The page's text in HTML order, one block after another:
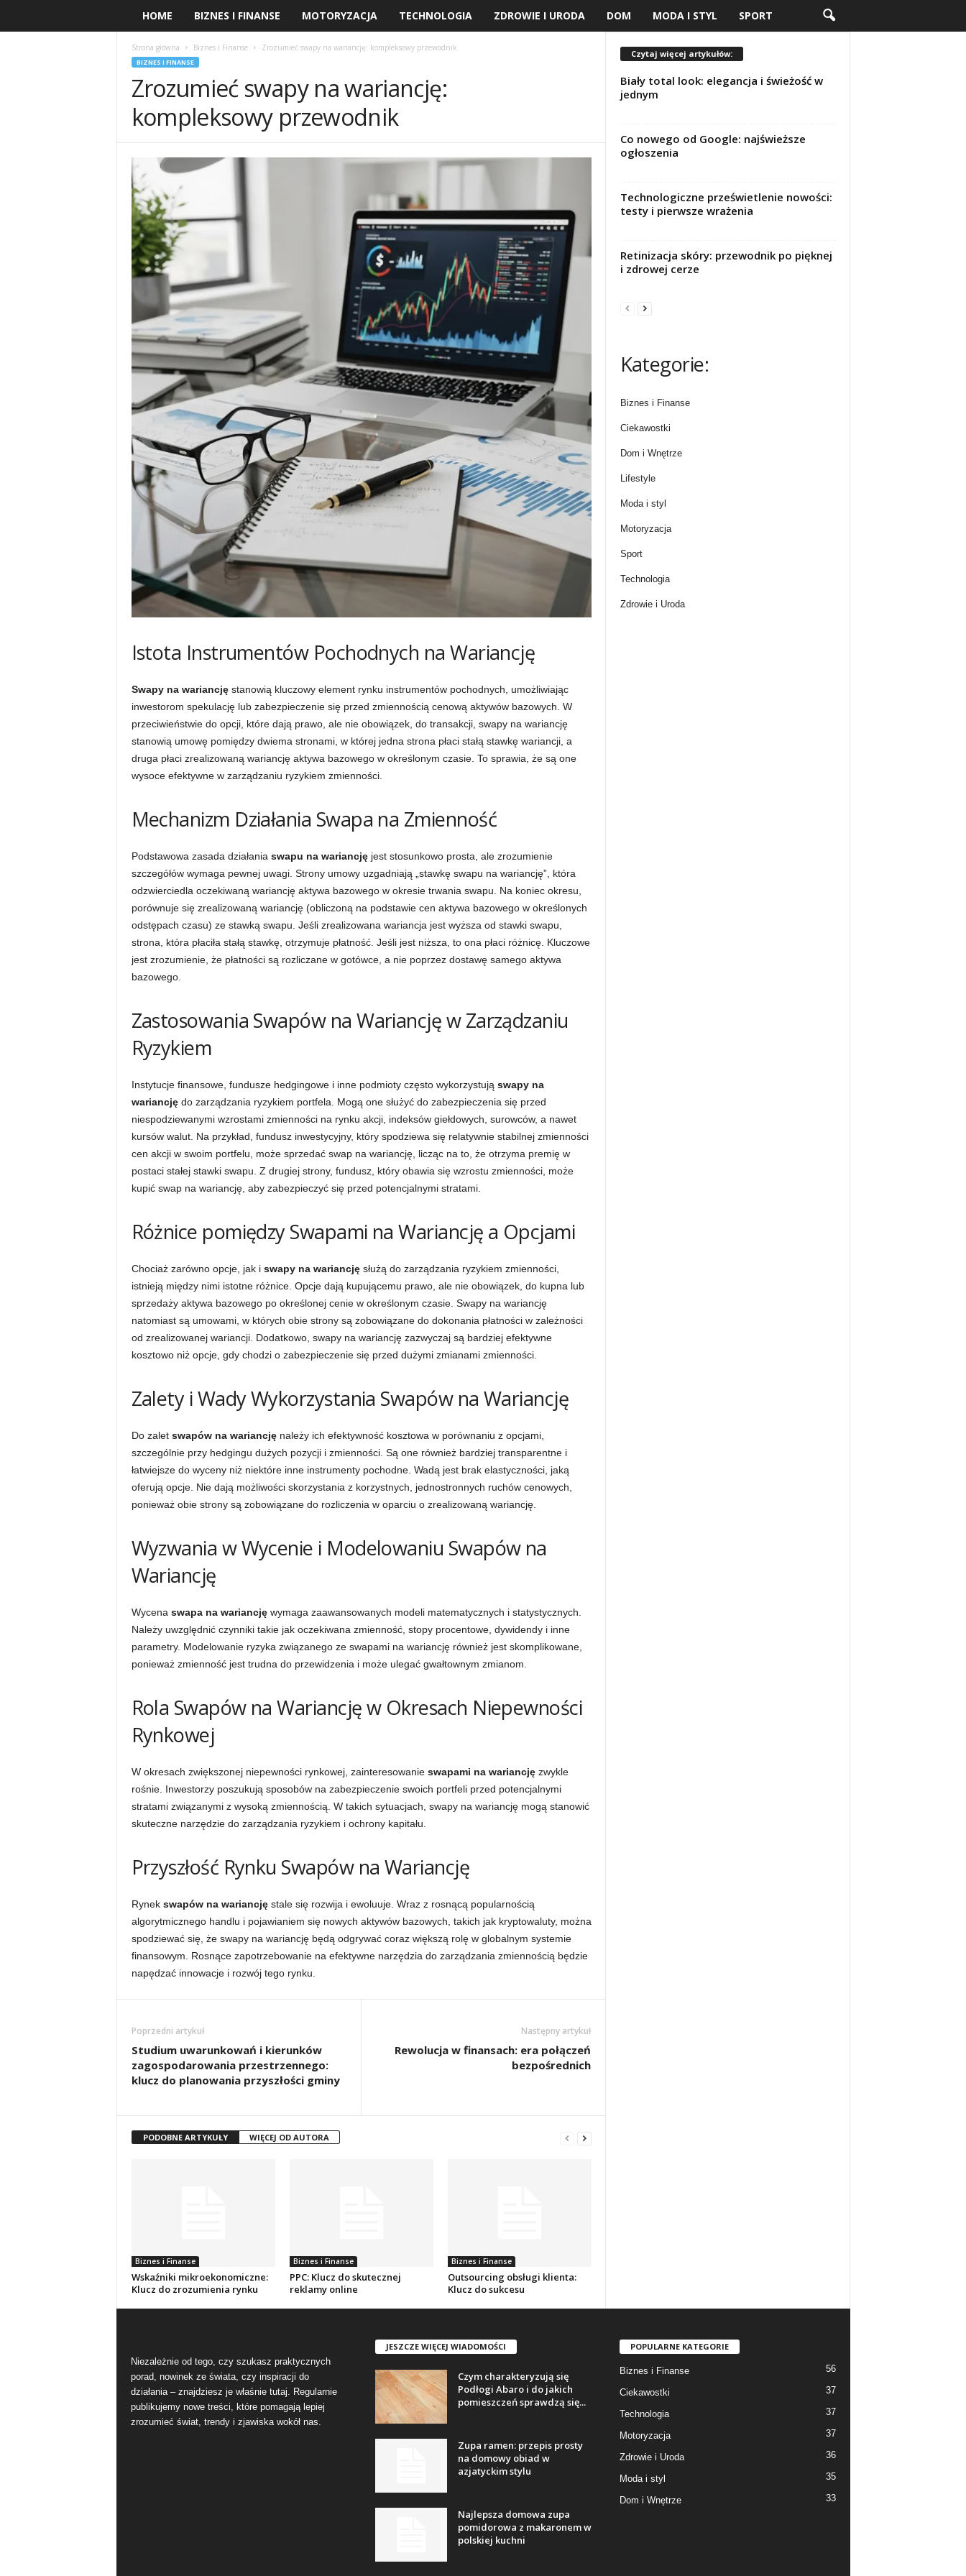
HOME BIZNES I FINANSE MOTORYZACJA TECHNOLOGIA ZDROWIE I URODA DOM MODA I STYL SPORT
Strona główna Biznes i Finanse Zrozumieć swapy na wariancję: kompleksowy przewodnik
BIZNES I FINANSE
Zrozumieć swapy na wariancję:
kompleksowy przewodnik
Istota Instrumentów Pochodnych na Wariancję
Swapy na wariancjęstanowią kluczowy element rynku instrumentów pochodnych, umożliwiając
inwestorom spekulację lub zabezpieczenie się przed zmiennością cenową aktywów bazowych. W
przeciwieństwie do opcji, które dają prawo, ale nie obowiązek, do transakcji, swapy na wariancję
stanowią umowę pomiędzy dwiema stronami, w której jedna strona płaci stałą stawkę wariancji, a
druga płaci zrealizowaną wariancję aktywa bazowego w określonym czasie. To sprawia, że są one
wysoce efektywne w zarządzaniu ryzykiem zmienności.
Mechanizm Działania Swapa na Zmienność
Podstawowa zasada działania swapu na wariancjęjest stosunkowo prosta, ale zrozumienie
szczegółów wymaga pewnej uwagi. Strony umowy uzgadniają „stawkę swapu na wariancję”, która
odzwierciedla oczekiwaną wariancję aktywa bazowego w okresie trwania swapu. Na koniec okresu,
porównuje się zrealizowaną wariancję (obliczoną na podstawie cen aktywa bazowego w określonych
odstępach czasu) ze stawką swapu. Jeśli zrealizowana wariancja jest wyższa od stawki swapu,
strona, która płaciła stałą stawkę, otrzymuje płatność. Jeśli jest niższa, to ona płaci różnicę. Kluczowe
jest zrozumienie, że płatności są rozliczane w gotówce, a nie poprzez dostawę samego aktywa
bazowego.
Zastosowania Swapów na Wariancję w Zarządzaniu
Ryzykiem
Instytucje finansowe, fundusze hedgingowe i inne podmioty często wykorzystują swapy na
wariancjędo zarządzania ryzykiem portfela. Mogą one służyć do zabezpieczenia się przed
niespodziewanymi wzrostami zmienności na rynku akcji, indeksów giełdowych, surowców, a nawet
kursów walut. Na przykład, fundusz inwestycyjny, który spodziewa się relatywnie stabilnej zmienności
cen akcji w swoim portfelu, może sprzedać swap na wariancję, licząc na to, że otrzyma premię w
postaci stałej stawki swapu. Z drugiej strony, fundusz, który obawia się wzrostu zmienności, może
kupić swap na wariancję, aby zabezpieczyć się przed potencjalnymi stratami.
Różnice pomiędzy Swapami na Wariancję a Opcjami
Chociaż zarówno opcje, jak i swapy na wariancjęsłużą do zarządzania ryzykiem zmienności,
istnieją między nimi istotne różnice. Opcje dają kupującemu prawo, ale nie obowiązek, do kupna lub
sprzedaży aktywa bazowego po określonej cenie w określonym czasie. Swapy na wariancję
natomiast są umowami, w których obie strony są zobowiązane do dokonania płatności w zależności
od zrealizowanej wariancji. Dodatkowo, swapy na wariancję zazwyczaj są bardziej efektywne
kosztowo niż opcje, gdy chodzi o zabezpieczenie się przed dużymi zmianami zmienności.
Zalety i Wady Wykorzystania Swapów na Wariancję
Do zalet swapów na wariancjęnależy ich efektywność kosztowa w porównaniu z opcjami,
szczególnie przy hedgingu dużych pozycji i zmienności. Są one również bardziej transparentne i
łatwiejsze do wyceny niż niektóre inne instrumenty pochodne. Wadą jest brak elastyczności, jaką
oferują opcje. Nie dają możliwości skorzystania z korzystnych, jednostronnych ruchów cenowych,
ponieważ obie strony są zobowiązane do rozliczenia w oparciu o zrealizowaną wariancję.
Wyzwania w Wycenie i Modelowaniu Swapów na
Wariancję
Wycena swapa na wariancjęwymaga zaawansowanych modeli matematycznych i statystycznych.
Należy uwzględnić czynniki takie jak oczekiwana zmienność, stopy procentowe, dywidendy i inne
parametry. Modelowanie ryzyka związanego ze swapami na wariancję również jest skomplikowane,
ponieważ zmienność jest trudna do przewidzenia i może ulegać gwałtownym zmianom.
Rola Swapów na Wariancję w Okresach Niepewności
Rynkowej
W okresach zwiększonej niepewności rynkowej, zainteresowanie swapami na wariancjęzwykle
rośnie. Inwestorzy poszukują sposobów na zabezpieczenie swoich portfeli przed potencjalnymi
stratami związanymi z wysoką zmiennością. W takich sytuacjach, swapy na wariancję mogą stanowić
skuteczne narzędzie do zarządzania ryzykiem i ochrony kapitału.
Przyszłość Rynku Swapów na Wariancję
Rynek swapów na wariancjęstale się rozwija i ewoluuje. Wraz z rosnącą popularnością
algorytmicznego handlu i pojawianiem się nowych aktywów bazowych, takich jak kryptowaluty, można
spodziewać się, że swapy na wariancję będą odgrywać coraz większą rolę w globalnym systemie
finansowym. Rosnące zapotrzebowanie na efektywne narzędzia do zarządzania zmiennością będzie
napędzać innowacje i rozwój tego rynku.
Poprzedni artykuł
Studium uwarunkowań i kierunków
zagospodarowania przestrzennego:
klucz do planowania przyszłości gminy
Następny artykuł
Rewolucja w finansach: era połączeń
bezpośrednich
PODOBNE ARTYKUŁY WIĘCEJ OD AUTORA
Biznes i Finanse
Wskaźniki mikroekonomiczne:
Klucz do zrozumienia rynku
Biznes i Finanse
PPC: Klucz do skutecznej
reklamy online
Biznes i Finanse
Outsourcing obsługi klienta:
Klucz do sukcesu
Czytaj więcej artykułów:
Biały total look: elegancja i świeżość w
jednym
Co nowego od Google: najświeższe
ogłoszenia
Technologiczne prześwietlenie nowości:
testy i pierwsze wrażenia
Retinizacja skóry: przewodnik po pięknej
i zdrowej cerze
Kategorie:
Biznes i Finanse
Ciekawostki
Dom i Wnętrze
Lifestyle
Moda i styl
Motoryzacja
Sport
Technologia
Zdrowie i Uroda
Niezależnie od tego, czy szukasz praktycznych
porad, nowinek ze świata, czy inspiracji do
działania – znajdziesz je właśnie tutaj. Regularnie
publikujemy nowe treści, które pomagają lepiej
zrozumieć świat, trendy i zjawiska wokół nas.
JESZCZE WIĘCEJ WIADOMOŚCI
Czym charakteryzują się
Podłogi Abaro i do jakich
pomieszczeń sprawdzą się...
Zupa ramen: przepis prosty
na domowy obiad w
azjatyckim stylu
Najlepsza domowa zupa
pomidorowa z makaronem w
polskiej kuchni
POPULARNE KATEGORIE
Biznes i Finanse 56
Ciekawostki 37
Technologia 37
Motoryzacja 37
Zdrowie i Uroda 36
Moda i styl 35
Dom i Wnętrze 33